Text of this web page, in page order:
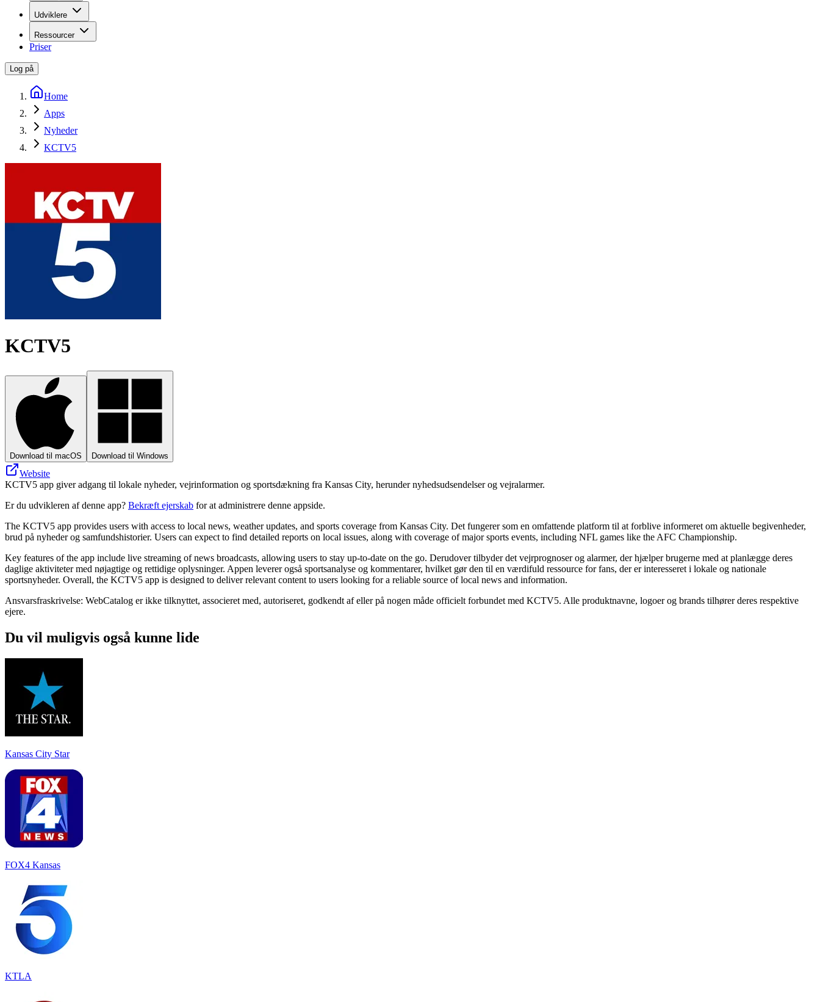
Udviklere
Ressourcer
Priser
Log på
Home
Apps
Nyheder
KCTV5
KCTV5
Download til macOS Download til Windows
Website
KCTV5 app giver adgang til lokale nyheder, vejrinformation og sportsdækning fra Kansas City, herunder nyhedsudsendelser og vejralarmer.
Er du udvikleren af denne app? Bekræft ejerskab for at administrere denne appside.
The KCTV5 app provides users with access to local news, weather updates, and sports coverage from Kansas City. Det fungerer som en omfattende platform til at forblive informeret om aktuelle begivenheder,
brud på nyheder og samfundshistorier. Users can expect to find detailed reports on local issues, along with coverage of major sports events, including NFL games like the AFC Championship.
Key features of the app include live streaming of news broadcasts, allowing users to stay up-to-date on the go. Derudover tilbyder det vejrprognoser og alarmer, der hjælper brugerne med at planlægge deres
daglige aktiviteter med nøjagtige og rettidige oplysninger. Appen leverer også sportsanalyse og kommentarer, hvilket gør den til en værdifuld ressource for fans, der er interesseret i lokale og nationale
sportsnyheder. Overall, the KCTV5 app is designed to deliver relevant content to users looking for a reliable source of local news and information.
Ansvarsfraskrivelse: WebCatalog er ikke tilknyttet, associeret med, autoriseret, godkendt af eller på nogen måde officielt forbundet med KCTV5. Alle produktnavne, logoer og brands tilhører deres respektive
ejere.
Du vil muligvis også kunne lide
Kansas City Star
FOX4 Kansas
KTLA